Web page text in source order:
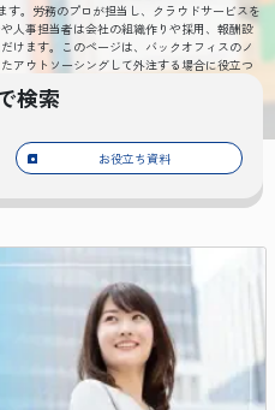
す。労務のプロが担当し、クラウドサービスを
人事担当者は会社の組織作りや採用、報酬設
けます。このページは、バックオフィスのノ
アウトソーシングして外注する場合に役立つ
検索
お役立ち資料